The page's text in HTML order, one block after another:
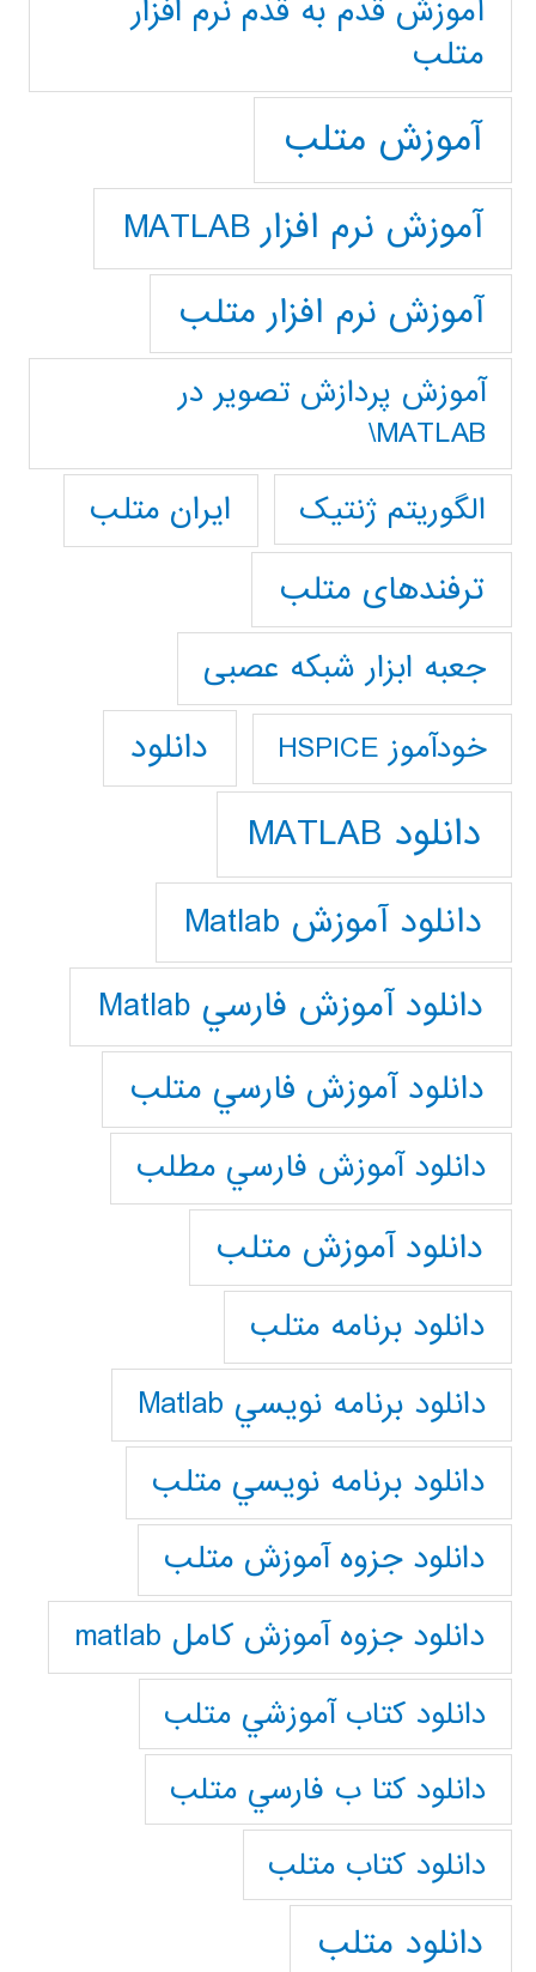
آموزش قدم به قدم نرم افزار
متلب
آموزش متلب
آموزش نرم افزار MATLAB
آموزش نرم افزار متلب
آموزش پردازش تصوير در
MATLAB\
الگوریتم ژنتیک
ایران متلب
ترفندهای متلب
جعبه ابزار شبکه عصبی
خودآموز HSPICE دانلود
دانلود MATLAB
دانلود آموزش Matlab
دانلود آموزش فارسي Matlab
دانلود آموزش فارسي متلب
دانلود آموزش فارسي مطلب
دانلود آموزش متلب
دانلود برنامه متلب
دانلود برنامه نويسي Matlab
دانلود برنامه نويسي متلب
دانلود جزوه آموزش متلب
دانلود جزوه آموزش کامل matlab
دانلود كتاب آموزشي متلب
دانلود كتا ب فارسي متلب
دانلود كتاب متلب
دانلود متلب